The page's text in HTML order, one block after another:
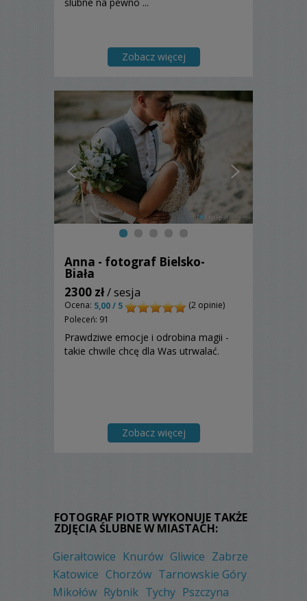
Zobacz więcej
Anna - fotograf Bielsko-
Biała
2300 zł/ sesja
Ocena: 5,00 / 5
(2 opinie)
Poleceń: 91
Prawdziwe emocje i odrobina magii -
takie chwile chcę dla Was utrwalać.
Zobacz więcej
FOTOGRAF PIOTR WYKONUJE TAKŻE
ZDJĘCIA ŚLUBNE W MIASTACH:
Gierałtowice Knurów Gliwice Zabrze
Katowice Chorzów Tarnowskie Góry
Mikołów Rybnik Tychy Pszczyna